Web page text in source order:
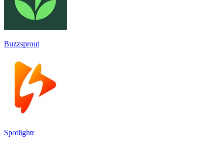
Buzzsprout
Spotlightr